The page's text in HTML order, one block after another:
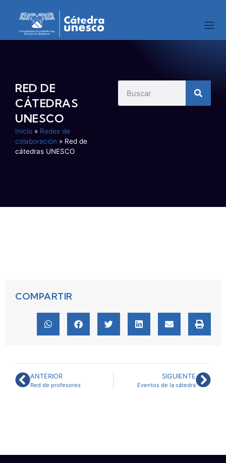
RED DE
CÁTEDRAS
UNESCO
Inicio » Redes de
colaboración » Red de
cátedras UNESCO
COMPARTIR
ANTERIOR
Red de profesores
SIGUIENTE
Eventos de la cátedra